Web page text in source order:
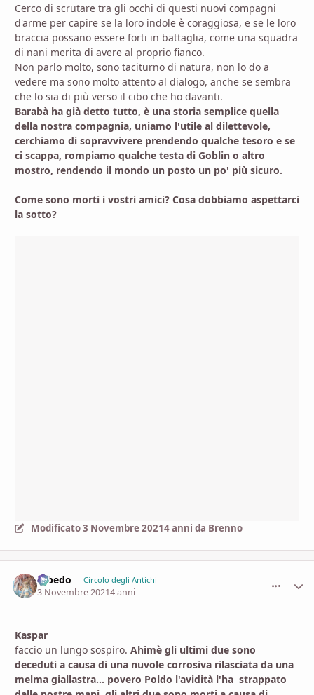
Cerco di scrutare tra gli occhi di questi nuovi compagni
d'arme per capire se la loro indole è coraggiosa, e se le loro
braccia possano essere forti in battaglia, come una squadra
di nani merita di avere al proprio fianco.
Non parlo molto, sono taciturno di natura, non lo do a
vedere ma sono molto attento al dialogo, anche se sembra
che lo sia di più verso il cibo che ho davanti.
Barabà ha già detto tutto, è una storia semplice quella
della nostra compagnia, uniamo l'utile al dilettevole,
cerchiamo di sopravvivere prendendo qualche tesoro e se
ci scappa, rompiamo qualche testa di Goblin o altro
mostro, rendendo il mondo un posto un po' più sicuro.
Come sono morti i vostri amici? Cosa dobbiamo aspettarci
la sotto?
Modificato3 Novembre 20214 anni da Brenno
Albedo Circolo degli Antichi
3 Novembre 20214 anni
Kaspar
faccio un lungo sospiro. Ahimè gli ultimi due sono
deceduti a causa di una nuvole corrosiva rilasciata da una
melma giallastra... povero Poldo l'avidità l'ha strappato